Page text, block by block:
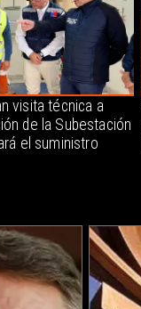
visita técnica a
de la Subestación
el suministro